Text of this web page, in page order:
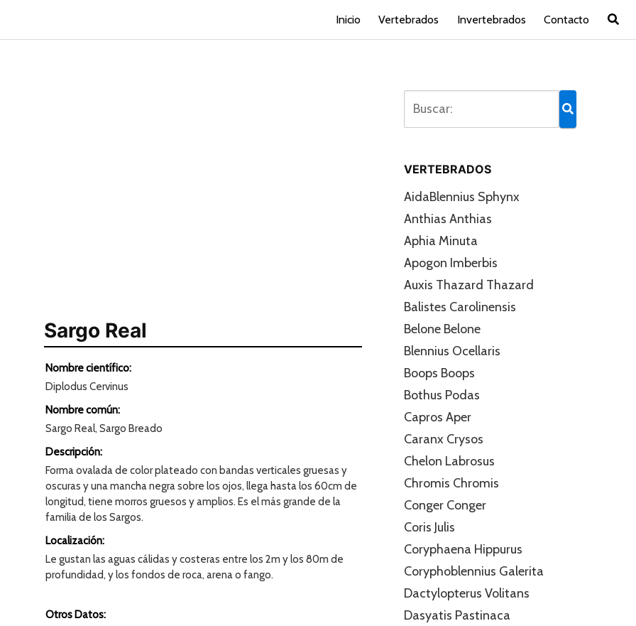
Inicio Vertebrados Invertebrados Contacto
Sargo Real
Nombre científico:
Diplodus Cervinus
Nombre común:
Sargo Real, Sargo Breado
Descripción:
Forma ovalada de color plateado con bandas verticales gruesas y
oscuras y una mancha negra sobre los ojos, llega hasta los 60cm de
longitud, tiene morros gruesos y amplios. Es el más grande de la
familia de los Sargos.
Localización:
Le gustan las aguas cálidas y costeras entre los 2m y los 80m de
profundidad, y los fondos de roca, arena o fango.
Otros Datos:
VERTEBRADOS
AidaBlennius Sphynx
Anthias Anthias
Aphia Minuta
Apogon Imberbis
Auxis Thazard Thazard
Balistes Carolinensis
Belone Belone
Blennius Ocellaris
Boops Boops
Bothus Podas
Capros Aper
Caranx Crysos
Chelon Labrosus
Chromis Chromis
Conger Conger
Coris Julis
Coryphaena Hippurus
Coryphoblennius Galerita
Dactylopterus Volitans
Dasyatis Pastinaca